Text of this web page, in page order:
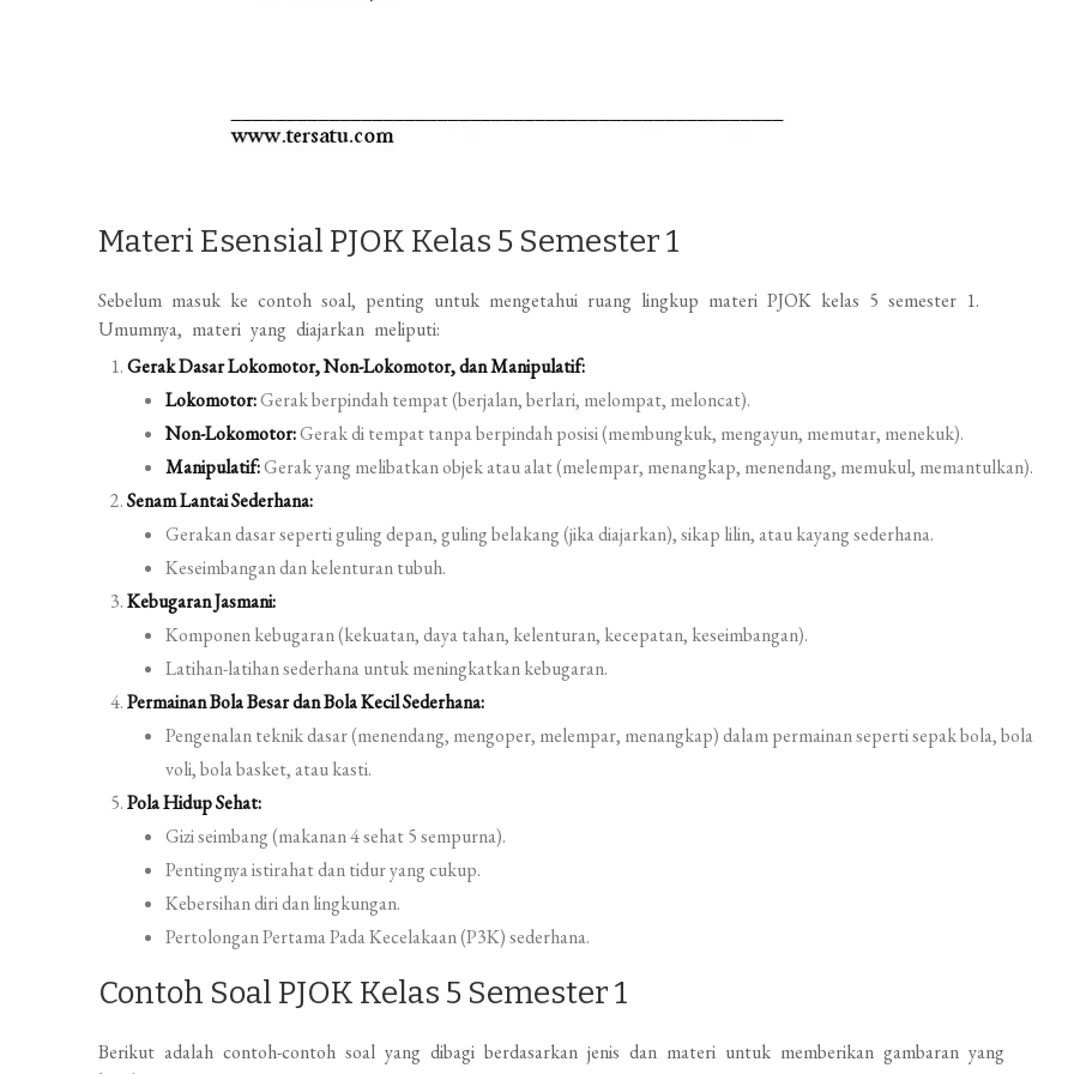
Materi Esensial PJOK Kelas 5 Semester 1
Sebelum masuk ke contoh soal, penting untuk mengetahui ruang lingkup materi PJOK kelas 5 semester 1.
Umumnya, materi yang diajarkan meliputi:
Gerak Dasar Lokomotor, Non-Lokomotor, dan Manipulatif:
Lokomotor:Gerak berpindah tempat (berjalan, berlari, melompat, meloncat).
Non-Lokomotor:Gerak di tempat tanpa berpindah posisi (membungkuk, mengayun, memutar, menekuk).
Manipulatif:Gerak yang melibatkan objek atau alat (melempar, menangkap, menendang, memukul, memantulkan).
Senam Lantai Sederhana:
Gerakan dasar seperti guling depan, guling belakang (jika diajarkan), sikap lilin, atau kayang sederhana.
Keseimbangan dan kelenturan tubuh.
Kebugaran Jasmani:
Komponen kebugaran (kekuatan, daya tahan, kelenturan, kecepatan, keseimbangan).
Latihan-latihan sederhana untuk meningkatkan kebugaran.
Permainan Bola Besar dan Bola Kecil Sederhana:
Pengenalan teknik dasar (menendang, mengoper, melempar, menangkap) dalam permainan seperti sepak bola, bola
voli, bola basket, atau kasti.
Pola Hidup Sehat:
Gizi seimbang (makanan 4 sehat 5 sempurna).
Pentingnya istirahat dan tidur yang cukup.
Kebersihan diri dan lingkungan.
Pertolongan Pertama Pada Kecelakaan (P3K) sederhana.
Contoh Soal PJOK Kelas 5 Semester 1
Berikut adalah contoh-contoh soal yang dibagi berdasarkan jenis dan materi untuk memberikan gambaran yang